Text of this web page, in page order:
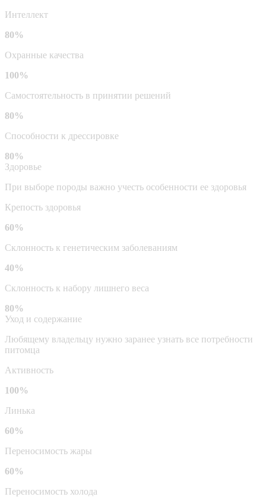
Интеллект
80%
Охранные качества
100%
Самостоятельность в принятии решений
80%
Способности к дрессировке
80%
Здоровье
При выборе породы важно учесть особенности ее здоровья
Крепость здоровья
60%
Склонность к генетическим заболеваниям
40%
Склонность к набору лишнего веса
80%
Уход и содержание
Любящему владельцу нужно заранее узнать все потребности
питомца
Активность
100%
Линька
60%
Переносимость жары
60%
Переносимость холода